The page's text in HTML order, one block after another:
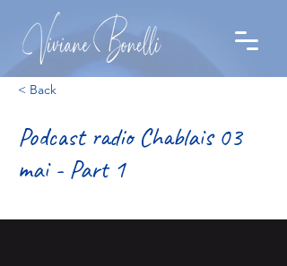
< Back
Podcast radio Chablais 03
mai - Part 1